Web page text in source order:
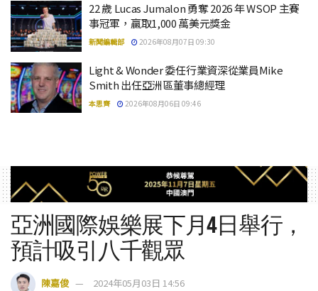
22 歲 Lucas Jumalon 勇奪 2026 年 WSOP 主賽
事冠軍，贏取1,000 萬美元獎金
新聞編輯部 2026年08月07日 09:30
Light & Wonder 委任行業資深從業員Mike
Smith 出任亞洲區董事總經理
本思齊 2026年08月06日 09:46
亞洲國際娛樂展下月4日舉行，
預計吸引八千觀眾
陳嘉俊 2024年05月03日 14:56